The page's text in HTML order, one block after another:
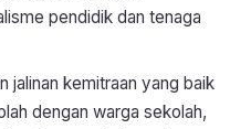
pendidik dan tenaga
jalinan kemitraan yang baik
dengan warga sekolah,